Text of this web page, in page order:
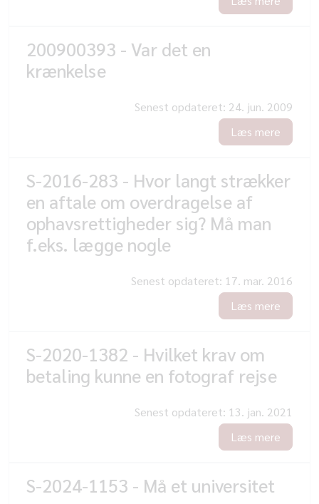
200900393 - Var det en
krænkelse
Senest opdateret: 24. jun. 2009
Læs mere
S-2016-283 - Hvor langt strækker
en aftale om overdragelse af
ophavsrettigheder sig? Må man
f.eks. lægge nogle
Senest opdateret: 17. mar. 2016
Læs mere
S-2020-1382 - Hvilket krav om
betaling kunne en fotograf rejse
Senest opdateret: 13. jan. 2021
Læs mere
S-2024-1153 - Må et universitet